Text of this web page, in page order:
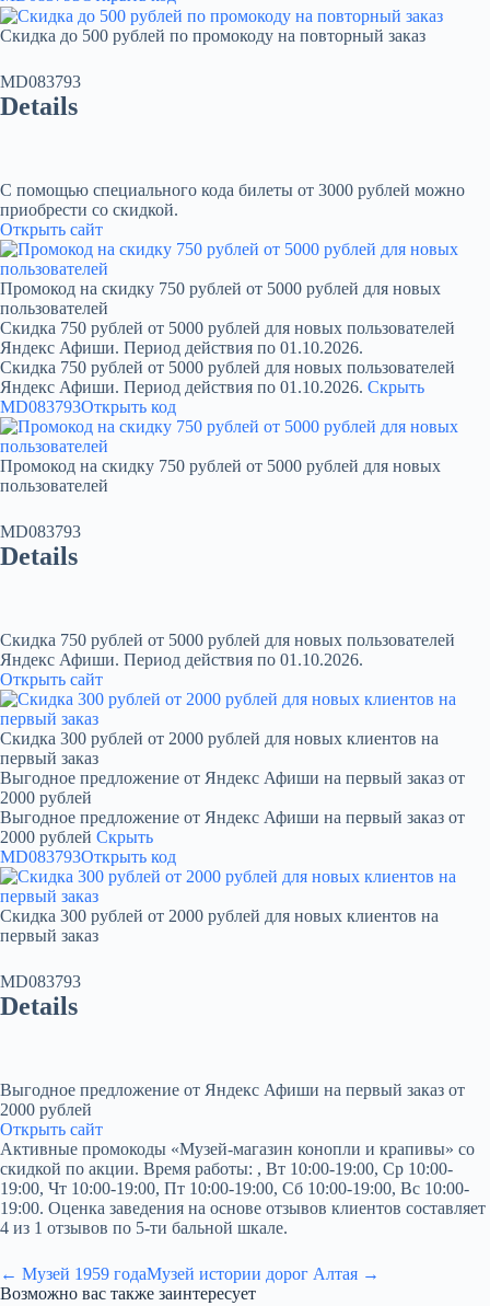
Скидка до 500 рублей по промокоду на повторный заказ
MD083793
Details
С помощью специального кода билеты от 3000 рублей можно
приобрести со скидкой.
Открыть сайт
Промокод на скидку 750 рублей от 5000 рублей для новых
пользователей
Скидка 750 рублей от 5000 рублей для новых пользователей
Яндекс Афиши. Период действия по 01.10.2026.
Скидка 750 рублей от 5000 рублей для новых пользователей
Яндекс Афиши. Период действия по 01.10.2026. Скрыть
MD083793Открыть код
Промокод на скидку 750 рублей от 5000 рублей для новых
пользователей
MD083793
Details
Скидка 750 рублей от 5000 рублей для новых пользователей
Яндекс Афиши. Период действия по 01.10.2026.
Открыть сайт
Скидка 300 рублей от 2000 рублей для новых клиентов на
первый заказ
Выгодное предложение от Яндекс Афиши на первый заказ от
2000 рублей
Выгодное предложение от Яндекс Афиши на первый заказ от
2000 рублей Скрыть
MD083793Открыть код
Скидка 300 рублей от 2000 рублей для новых клиентов на
первый заказ
MD083793
Details
Выгодное предложение от Яндекс Афиши на первый заказ от
2000 рублей
Открыть сайт
Активные промокоды «Музей-магазин конопли и крапивы» со
скидкой по акции. Время работы: , Вт 10:00-19:00, Ср 10:00-
19:00, Чт 10:00-19:00, Пт 10:00-19:00, Сб 10:00-19:00, Вс 10:00-
19:00. Оценка заведения на основе отзывов клиентов составляет
4 из 1 отзывов по 5-ти бальной шкале.
← Музей 1959 годаМузей истории дорог Алтая →
Возможно вас также заинтересует